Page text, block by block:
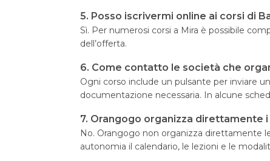
5. Posso iscrivermi online ai corsi di
Sì. Per numerosi corsi a Mira è possibile
dell’offerta.
6. Come contatto le società che
Ogni corso include un pulsante per inviare
documentazione necessaria. In alcune
7. Orangogo organizza direttamente i
No. Orangogo non organizza direttamente
autonomia il calendario, le lezioni e le